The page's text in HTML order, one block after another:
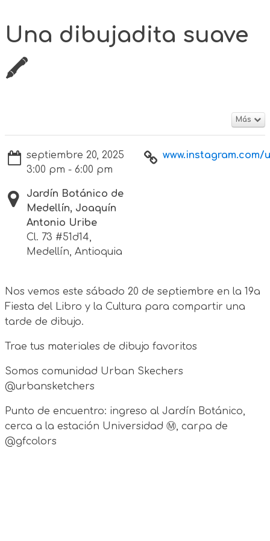
Una dibujadita suave
🖍️
Más
septiembre 20, 2025
3:00 pm - 6:00 pm
Jardín Botánico de
Medellín, Joaquín
Antonio Uribe
Cl. 73 #51d14,
Medellín, Antioquia
www.instagram.com/
Nos vemos este sábado 20 de septiembre en la 19a
Fiesta del Libro y la Cultura para compartir una
tarde de dibujo.
Trae tus materiales de dibujo favoritos
Somos comunidad Urban Skechers
@urbansketchers
Punto de encuentro: ingreso al Jardín Botánico,
cerca a la estación Universidad Ⓜ️, carpa de
@gfcolors